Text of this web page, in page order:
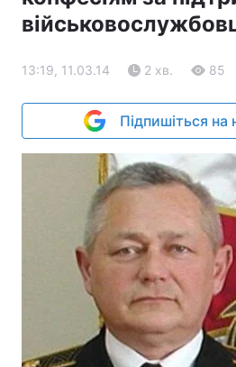
13:19, 11.03.14 2 хв. 85
Підпишіться на